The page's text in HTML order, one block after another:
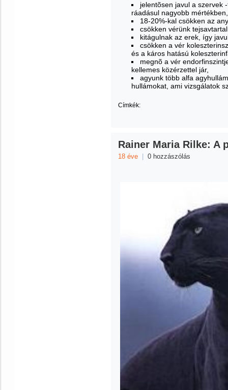
jelentõsen javul a szervek
ráadásul nagyobb
18-20%-kal csökken az
csökken vérünk
kitágulnak az erek, így
csökken a vér
és a káros hatású
megnõ a vér
kellemes közérzettel jár,
agyunk több alfa
hullámokat, ami vizsgálatok
Címkék:
Rainer Maria Rilke: A
18 éve 0 hozzászólás